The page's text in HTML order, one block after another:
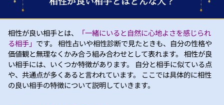
相性が良い相手とは、
「一緒にいると自然に心地よさを感じられ
る相手」 です。 相性占いや相性診断で見たときも、自分の性格や
価値観と無理なくかみ合う組み合わせとして表れます。 相性が良
い相手には、いくつか特徴があります。 自分と相手に似ている点
や、共通点が多くあると言われています。 ここでは具体的に相性
の良い相手の特徴について説明していきます。